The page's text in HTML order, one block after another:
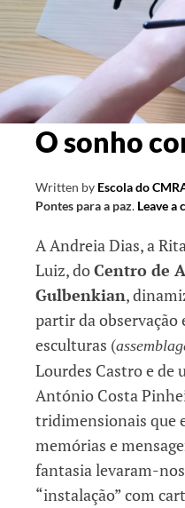
O sonho
Written by Escola do
Pontes para a paz. Leave a
A Andreia Dias, a
Luiz, doCentro de
Gulbenkian,
partir da observação
esculturas (
Lourdes Castro e de
António Costa
tridimensionais que
memórias e
fantasia levaram-
“instalação” com